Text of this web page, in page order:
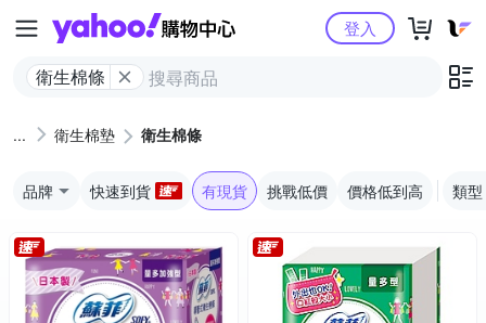
Yahoo購物中心
衛生棉條
登入
衛生棉墊 衛生棉條
品牌 快速到貨 有現貨 挑戰低價 價格低到高 類型